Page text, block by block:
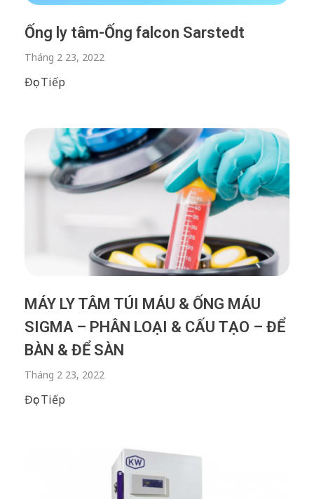
Ống ly tâm-Ống falcon Sarstedt
Tháng 2 23, 2022
Đọc Tiếp
MÁY LY TÂM TÚI MÁU & ỐNG MÁU
SIGMA – PHÂN LOẠI & CẤU TẠO – ĐỂ
BÀN & ĐỂ SÀN
Tháng 2 23, 2022
Đọc Tiếp